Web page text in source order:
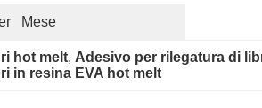
Mese
hot melt, Adesivo per rilegatura di
in resina EVA hot melt